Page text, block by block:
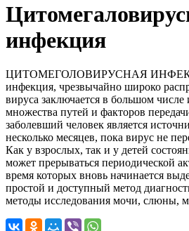
инфекция
ЦИТОМЕГОЛОВИРУСНАЯ
инфекция, чрезвычайно широко
вируса заключается в большом
множества путей и факторов
заболевший человек является
несколько месяцев, пока вирус не
Как у взрослых, так и у детей
может прерываться периодической
время которых вновь начинается
простой и доступный метод
методы исследования мочи, слюны,